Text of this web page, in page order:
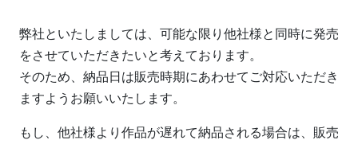
弊社といたしましては、可能な限り他社様と同時に発売
をさせていただきたいと考えております。
そのため、納品日は販売時期にあわせてご対応いただき
ますようお願いいたします。
もし、他社様より作品が遅れて納品される場合は、販売